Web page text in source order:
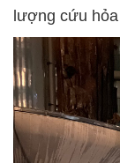
lượng cứu hỏa